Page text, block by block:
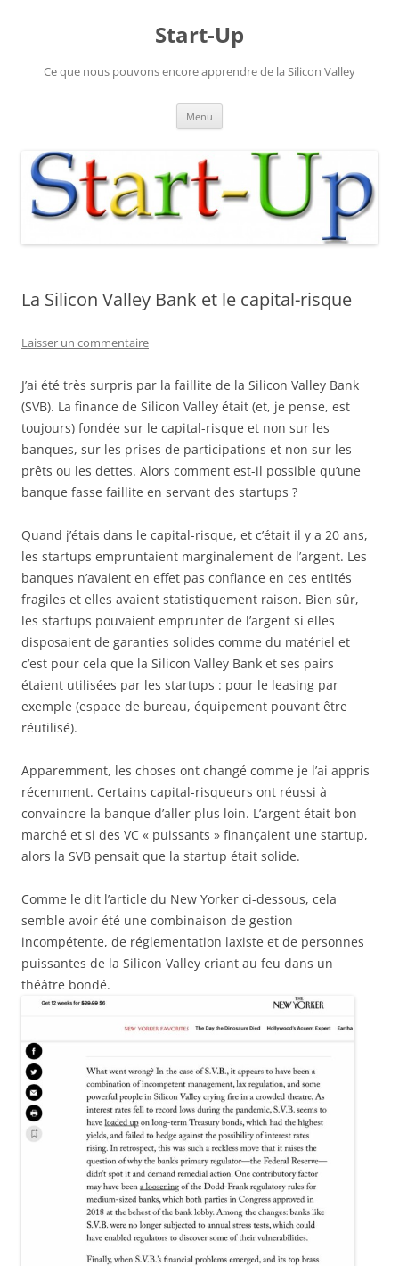
Start-Up
Ce que nous pouvons encore apprendre de la Silicon Valley
Menu
La Silicon Valley Bank et le capital-risque
Laisser un commentaire
J’ai été très surpris par la faillite de la Silicon Valley Bank
(SVB). La finance de Silicon Valley était (et, je pense, est
toujours) fondée sur le capital-risque et non sur les
banques, sur les prises de participations et non sur les
prêts ou les dettes. Alors comment est-il possible qu’une
banque fasse faillite en servant des startups ?
Quand j’étais dans le capital-risque, et c’était il y a 20 ans,
les startups empruntaient marginalement de l’argent. Les
banques n’avaient en effet pas confiance en ces entités
fragiles et elles avaient statistiquement raison. Bien sûr,
les startups pouvaient emprunter de l’argent si elles
disposaient de garanties solides comme du matériel et
c’est pour cela que la Silicon Valley Bank et ses pairs
étaient utilisées par les startups : pour le leasing par
exemple (espace de bureau, équipement pouvant être
réutilisé).
Apparemment, les choses ont changé comme je l’ai appris
récemment. Certains capital-risqueurs ont réussi à
convaincre la banque d’aller plus loin. L’argent était bon
marché et si des VC « puissants » finançaient une startup,
alors la SVB pensait que la startup était solide.
Comme le dit l’article du New Yorker ci-dessous, cela
semble avoir été une combinaison de gestion
incompétente, de réglementation laxiste et de personnes
puissantes de la Silicon Valley criant au feu dans un
théâtre bondé.